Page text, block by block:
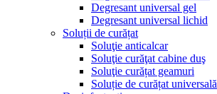
Degresant universal gel
Degresant universal lichid
Soluții de curățat
Soluţie anticalcar
Soluţie curăţat cabine duş
Soluţie curățat geamuri
Soluție de curățat universală